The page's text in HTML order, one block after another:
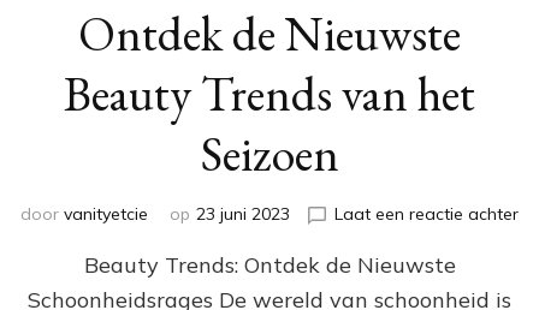
Ontdek de Nieuwste
Beauty Trends van het
Seizoen
door vanityetcie op 23 juni 2023 Laat een reactie achterop
Beauty Trends: Ontdek de Nieuwste
Schoonheidsrages De wereld van schoonheid is